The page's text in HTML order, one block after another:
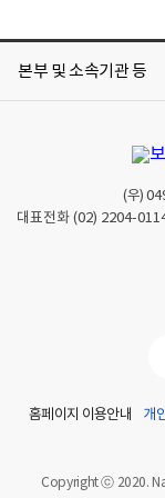
본부 및 소속기관 등
기
(우)
대표전화 (02) 2204-
홈페이지 이용안내 개
Copyright ⓒ 2020.